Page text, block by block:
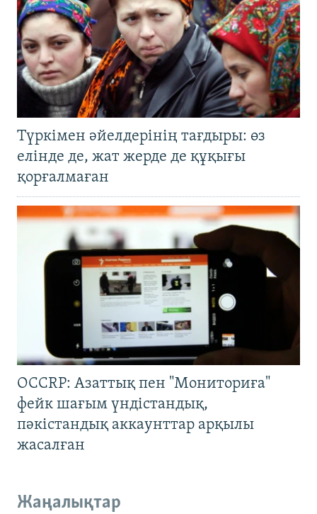
Түркімен әйелдерінің тағдыры: өз
елінде де, жат жерде де құқығы
қорғалмаған
OCCRP: Азаттық пен "Мониториға"
фейк шағым үндістандық,
пәкістандық аккаунттар арқылы
жасалған
Жаңалықтар